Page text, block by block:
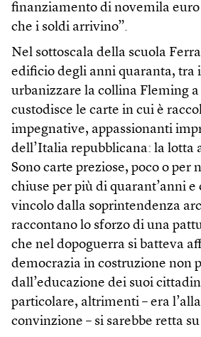
finanziamento di novemila euro
che i soldi arrivino”.
Nel sottoscala della scuola
edificio degli anni quaranta, tra
urbanizzare la collina Fleming a
custodisce le carte in cui è
impegnative, appassionanti
dell’Italia repubblicana: la lotta
Sono carte preziose, poco o per
chiuse per più di quarant’anni e
vincolo dalla soprintendenza
raccontano lo sforzo di una
che nel dopoguerra si batteva
democrazia in costruzione non
dall’educazione dei suoi
particolare, altrimenti – era
convinzione – si sarebbe retta